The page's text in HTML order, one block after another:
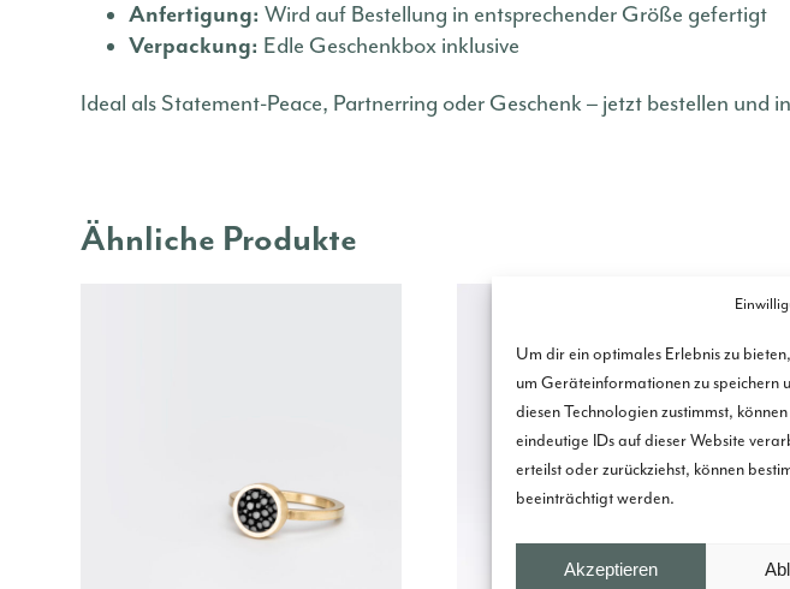
Um dir ein optimales Erlebnis zu
um Geräteinformationen zu speichern
diesen Technologien zustimmst,
eindeutige IDs auf dieser Website
erteilst oder zurückziehst, können
beeinträchtigt werden.
Akzeptieren
Anfertigung: Wird auf Bestellung in entsprechender Größe gefertigt
Verpackung: Edle Geschenkbox inklusive
Ideal als Statement-Peace, Partnerring oder Geschenk – jetzt bestellen und
Ähnliche Produkte